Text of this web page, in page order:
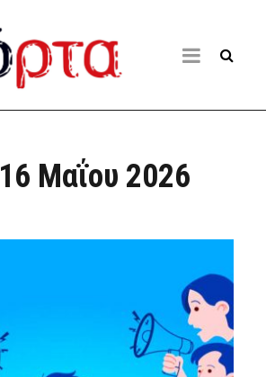
16 Μαΐου 2026